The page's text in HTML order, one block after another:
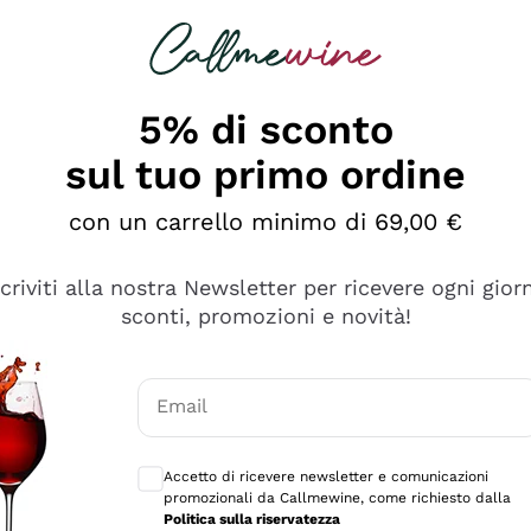
diversi e con un ampio range di prezzo. Le
5% di sconto
sul tuo primo ordine
con un carrello minimo di 69,00 €
alla nostra Newsletter per ricevere ogni
sconti, promozioni e novità!
Email
Accetto di ricevere newsletter e comunicazioni
promozionali da Callmewine, come richiesto dalla
Politica sulla riservatezza